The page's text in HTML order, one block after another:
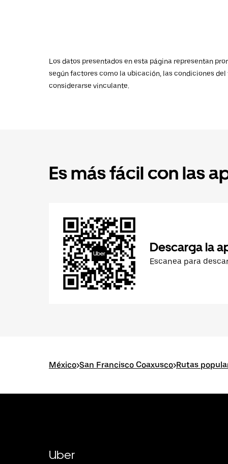
Los datos presentados en esta página representan
según factores como la ubicación, las condiciones
considerarse vinculante.
Es más fácil con las
Descarga la
Escanea para
México>San Francisco Coaxusco>Rutas
Uber